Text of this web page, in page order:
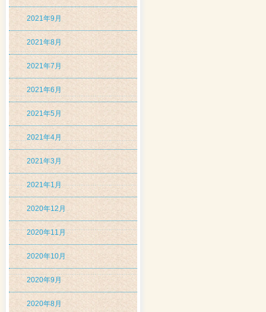
2021年9月
2021年8月
2021年7月
2021年6月
2021年5月
2021年4月
2021年3月
2021年1月
2020年12月
2020年11月
2020年10月
2020年9月
2020年8月